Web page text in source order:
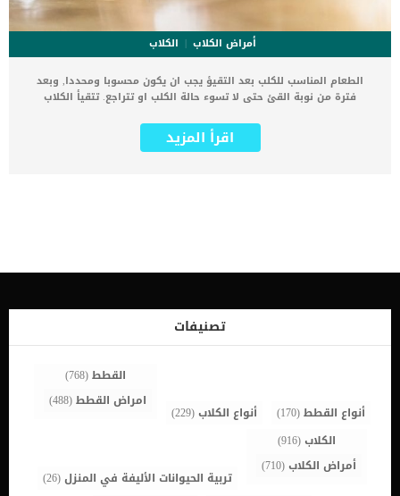
أمراض الكلاب
الكلاب
الطعام المناسب للكلب بعد التقيؤ يجب ان يكون محسوبا ومحددا, وبعد
فترة من نوبة القئ حتى لا تسوء حالة الكلب او تتراجع. تتقيأ الكلاب
يعتقد البعض ان الكلب يكون بحاجة ملحة الى الطعام بعد القئ مباشرة
وهذا اعتقاد خاطئ. عندما يتقيأ الكلب وبمجرد أن يكون في طريقه إلى
القئ او بسبب عوامل اخرى يمكن ان يسببها القئ. _إذا كان كلبك صغيرًا
خاص للجفاف _ان يتقيأ الكلب اكثر من 3 مرات على مدار الـ 24 ساعة _القئ
الجاف _الضعف او الارتباك _مصاحبة الاسهال الشديد. هذه الحالات
الطارئة […]
اقرأ المزيد
تصنيفات
أنواع القطط(170) أنواع الكلاب(229)
القطط(768)
امراض القطط(488)
الكلاب(916)
أمراض الكلاب(710)
تربية الحيوانات الأليفة في المنزل(26)